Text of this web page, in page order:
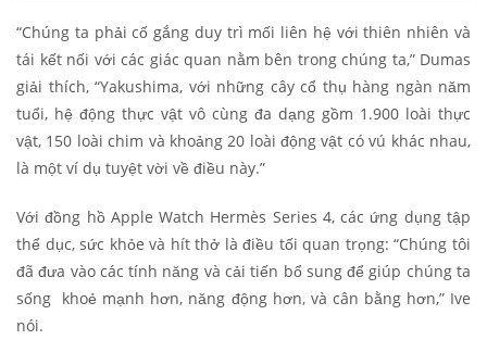
“Chúng ta phải cố gắng duy trì mối liên hệ với thiên nhiên và
tái kết nối với các giác quan nằm bên trong chúng ta,” Dumas
giải thích, “Yakushima, với những cây cổ thụ hàng ngàn năm
tuổi, hệ động thực vật vô cùng đa dạng gồm 1.900 loài thực
vật, 150 loài chim và khoảng 20 loài động vật có vú khác nhau,
là một ví dụ tuyệt vời về điều này.”
Với đồng hồ Apple Watch Hermès Series 4, các ứng dụng tập
thể dục, sức khỏe và hít thở là điều tối quan trọng: “Chúng tôi
đã đưa vào các tính năng và cải tiến bổ sung để giúp chúng ta
sống khoẻ mạnh hơn, năng động hơn, và cân bằng hơn,” Ive
nói.